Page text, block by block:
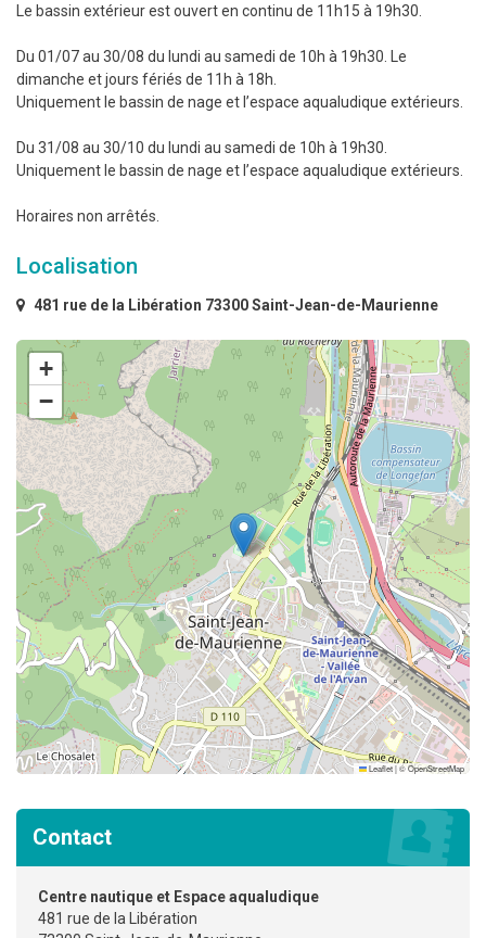
Le bassin extérieur est ouvert en continu de 11h15 à 19h30.
Du 01/07 au 30/08 du lundi au samedi de 10h à 19h30. Le
dimanche et jours fériés de 11h à 18h.
Uniquement le bassin de nage et l’espace aqualudique extérieurs.
Du 31/08 au 30/10 du lundi au samedi de 10h à 19h30.
Uniquement le bassin de nage et l’espace aqualudique extérieurs.
Horaires non arrêtés.
Localisation
481 rue de la Libération 73300 Saint-Jean-de-Maurienne
+
−
Leaflet|©OpenStreetMap
Contact
Centre nautique et Espace aqualudique
481 rue de la Libération